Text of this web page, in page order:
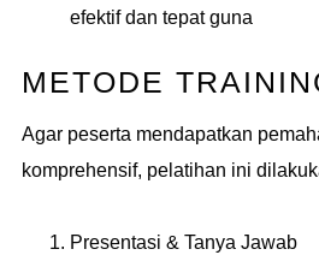
efektif dan tepat guna
METODE
Agar peserta mendapatkan
komprehensif, pelatihan ini
Presentasi & Tanya Jawab